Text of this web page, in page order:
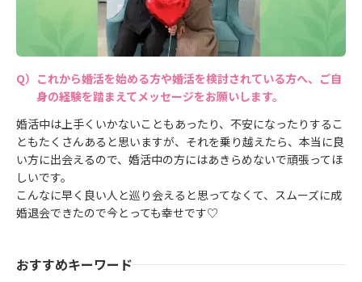
これから婚活を始める方や婚活を検討されている方へ、ご自
身の経験を踏まえてメッセージをお願いします。
婚活中は上手くいかないこともあったり、不安になったりするこ
ともたくさんあると思いますが、それを乗り越えたら、本当に良
い方に出会えるので、婚活中の方にはあきらめないで頑張ってほ
しいです。
こんなに早く良い人と巡り会えると思ってなくて、スムーズに成
婚退会できたので今とっても幸せです♡
おすすめキーワード